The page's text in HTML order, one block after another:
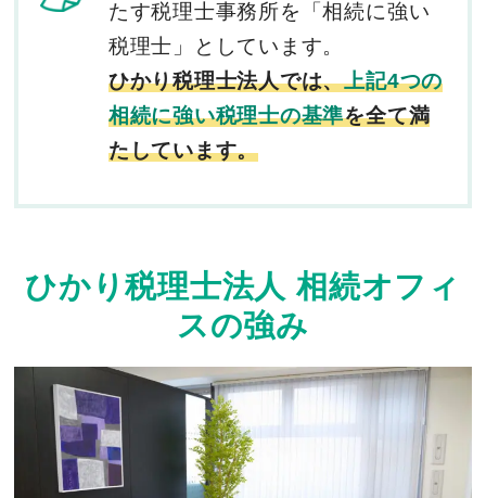
たす税理士事務所を「相続に強い
税理士」としています。
ひかり税理士法人では、上記4つの
相続に強い税理士の基準を全て満
たしています。
ひかり税理士法人 相続オフィ
スの強み